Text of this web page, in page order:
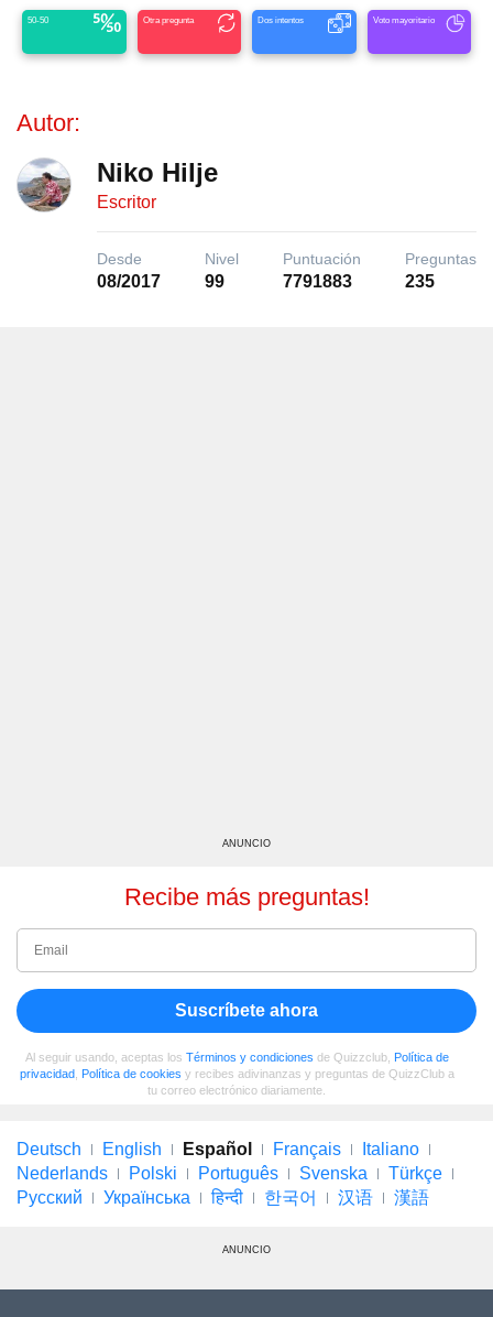
50-50 Otra pregunta Dos intentos Voto mayoritario
Autor:
Niko Hilje
Escritor
Desde
08/2017
Nivel
99
Puntuación
7791883
Preguntas
235
ANUNCIO
Recibe más preguntas!
Suscríbete ahora
Al seguir usando, aceptas los Términos y condiciones de Quizzclub, Política de
privacidad, Política de cookies y recibes adivinanzas y preguntas de QuizzClub a
tu correo electrónico diariamente.
Deutsch English Español Français
Italiano
Nederlands
Polski Português Svenska
Türkçe
Русский
Українська हिन्दी 한국어 汉语 漢語
ANUNCIO